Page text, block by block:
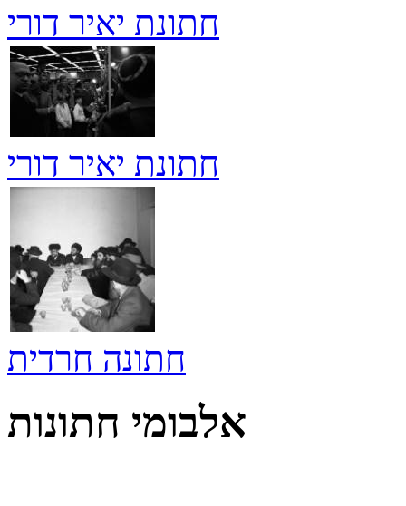
חתונת יאיר דורי
חתונת יאיר דורי
חתונה חרדית
אלבומי חתונות